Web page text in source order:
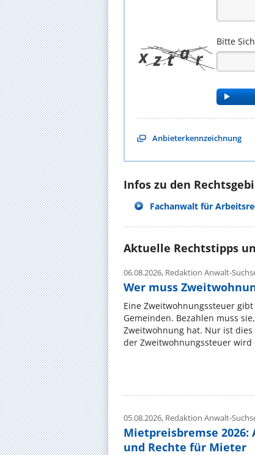
Bitte
Anbieterkennzeichnung
Infos zu den
Fachanwalt für
Aktuelle Rechtstipps
06.08.2026, Redaktion Anwalt-
Wer muss
Eine Zweitwohnungssteuer
Gemeinden. Bezahlen muss
Zweitwohnung hat. Nur ist
der Zweitwohnungssteuer
05.08.2026, Redaktion Anwalt-
Mietpreisbremse 2026:
und Rechte für Mieter